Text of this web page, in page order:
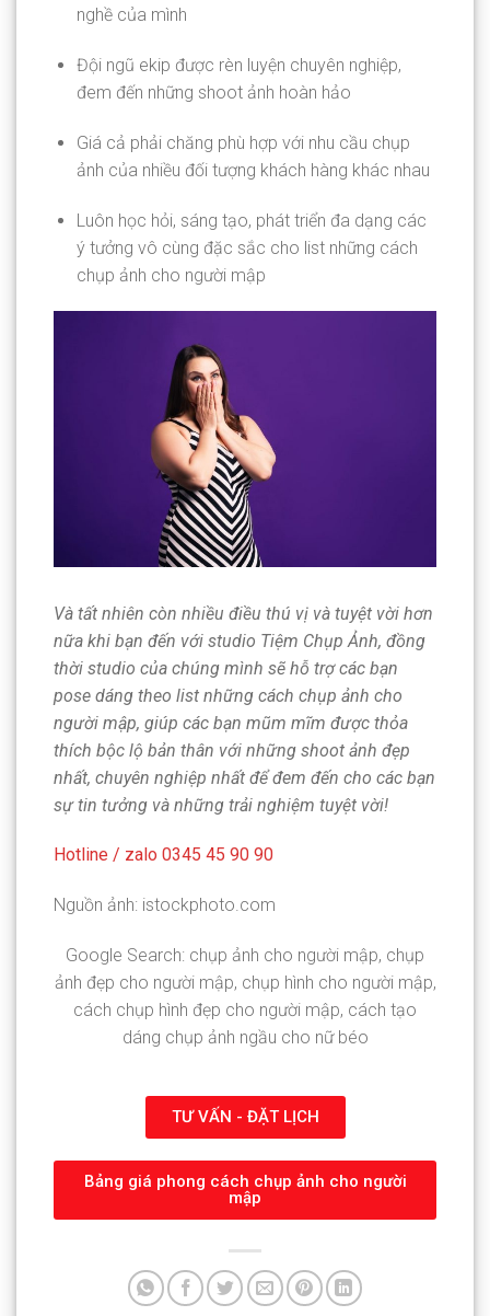
nghề của mình
Đội ngũ ekip được rèn luyện chuyên nghiệp,
đem đến những shoot ảnh hoàn hảo
Giá cả phải chăng phù hợp với nhu cầu chụp
ảnh của nhiều đối tượng khách hàng khác nhau
Luôn học hỏi, sáng tạo, phát triển đa dạng các
ý tưởng vô cùng đặc sắc cho list những cách
chụp ảnh cho người mập
Và tất nhiên còn nhiều điều thú vị và tuyệt vời hơn
nữa khi bạn đến với studio Tiệm Chụp Ảnh, đồng
thời studio của chúng mình sẽ hỗ trợ các bạn
pose dáng theo list những cách chụp ảnh cho
người mập, giúp các bạn mũm mĩm được thỏa
thích bộc lộ bản thân với những shoot ảnh đẹp
nhất, chuyên nghiệp nhất để đem đến cho các bạn
sự tin tưởng và những trải nghiệm tuyệt vời!
Hotline / zalo 0345 45 90 90
Nguồn ảnh: istockphoto.com
Google Search: chụp ảnh cho người mập, chụp
ảnh đẹp cho người mập, chụp hình cho người mập,
cách chụp hình đẹp cho người mập, cách tạo
dáng chụp ảnh ngầu cho nữ béo
TƯ VẤN - ĐẶT LỊCH
Bảng giá phong cách chụp ảnh cho người
mập